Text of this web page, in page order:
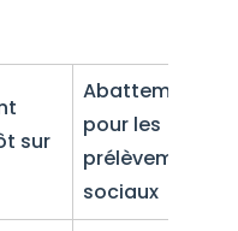
sur
Abattement
pour les
prélèvements
sociaux